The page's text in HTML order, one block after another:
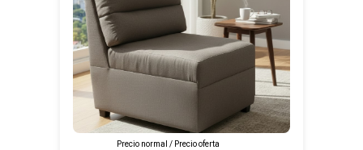
Precio normal / Precio oferta